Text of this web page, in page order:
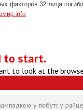
факторов 32 лица
to start.
to look at the
у побуті: у